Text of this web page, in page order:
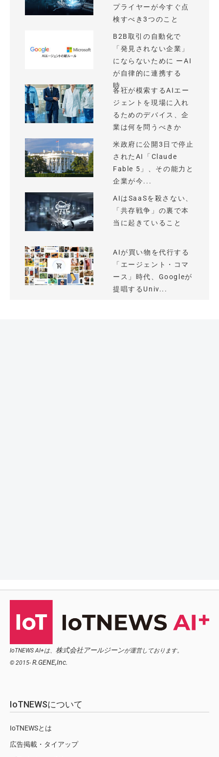
プライヤーが今すぐ点
検すべき3つのこと
B2B取引の自動化で
「発見されない企業」
にならないために ーAI
が自律的に連携する
時...
各社が模索するAIエー
ジェントを現場に入れ
るためのデバイス、企
業は何を問うべきか
米政府に公開3日で停止
されたAI「Claude
Fable 5」、その能力と
企業が今...
AIはSaaSを殺さない、
「共存戦争」の裏で本
当に起きていること
AIが買い物を代行する
「エージェント・コマ
ース」時代、Googleが
提唱するUniv...
IoTNEWS AI+は、 株式会社アールジーンが運営しております。
© 2015- R.GENE,Inc.
IoTNEWSについて
IoTNEWSとは
広告掲載・タイアップ